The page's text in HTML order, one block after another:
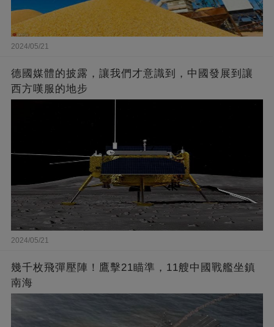
2024/05/21
德國媒體的披露，讓我們才意識到，中國發展到讓
西方嘆服的地步
2024/05/21
幾千枚飛彈壓陣！鷹擊21瞄準，11艘中國戰艦坐鎮
南海